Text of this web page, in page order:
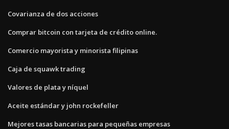
Covarianza de dos acciones
Comprar bitcoin con tarjeta de crédito online.
Comercio mayorista y minorista filipinas
Caja de squawk trading
Valores de plata y níquel
Aceite estándar y john rockefeller
Mejores tasas bancarias para pequeñas empresas